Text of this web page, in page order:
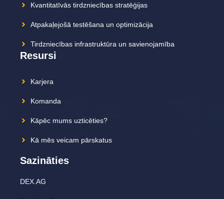
Kvantitatīvās tirdzniecības stratēģijas
Atpakaļejošā testēšana un optimizācija
Tirdzniecības infrastruktūra un savienojamība
Resursi
Karjera
Komanda
Kāpēc mums uzticēties?
Kā mēs veicam pārskatus
Sazināties
DEX.AG